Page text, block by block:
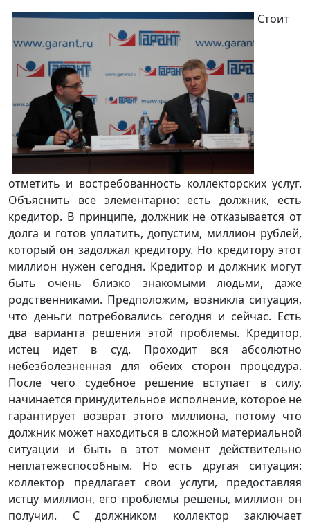
Стоит
отметить и востребованность коллекторских услуг.
Объяснить все элементарно: есть должник, есть
кредитор. В принципе, должник не отказывается от
долга и готов уплатить, допустим, миллион рублей,
который он задолжал кредитору. Но кредитору этот
миллион нужен сегодня. Кредитор и должник могут
быть очень близко знакомыми людьми, даже
родственниками. Предположим, возникла ситуация,
что деньги потребовались сегодня и сейчас. Есть
два варианта решения этой проблемы. Кредитор,
истец идет в суд. Проходит вся абсолютно
небезболезненная для обеих сторон процедура.
После чего судебное решение вступает в силу,
начинается принудительное исполнение, которое не
гарантирует возврат этого миллиона, потому что
должник может находиться в сложной материальной
ситуации и быть в этот момент действительно
неплатежеспособным. Но есть другая ситуация:
коллектор предлагает свои услуги, предоставляя
истцу миллион, его проблемы решены, миллион он
получил. С должником коллектор заключает